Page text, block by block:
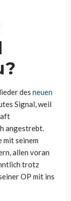
des neuen
Signal, weil
angestrebt.
mit seinem
allen voran
trotz
OP mit ins